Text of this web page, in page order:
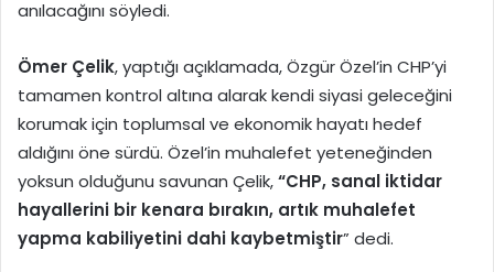
anılacağını söyledi.
Ömer Çelik, yaptığı açıklamada, Özgür Özel’in CHP’yi
tamamen kontrol altına alarak kendi siyasi geleceğini
korumak için toplumsal ve ekonomik hayatı hedef
aldığını öne sürdü. Özel’in muhalefet yeteneğinden
yoksun olduğunu savunan Çelik,“CHP, sanal iktidar
hayallerini bir kenara bırakın, artık muhalefet
yapma kabiliyetini dahi kaybetmiştir” dedi.